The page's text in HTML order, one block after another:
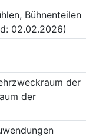
Bühnenteilen
02.02.2026)
der
der